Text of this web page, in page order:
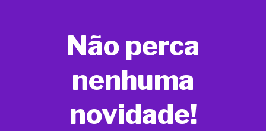
Não perca
nenhuma
novidade!